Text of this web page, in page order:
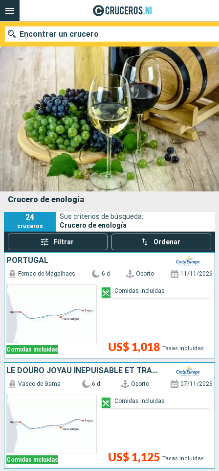
Encontrar un crucero
Nuestros destinos
Fecha de salida
Puertos Compañías
Buscar
Crucero de enología
24
cruceros
Sus criterios de búsqueda:
Crucero de enología
Filtrar Ordenar
PORTUGAL
Comidas incluidas
Fernao de Magalhaes 6 d Oporto 11/11/2026
US$ 1,018 Tasas incluidas
Comidas incluidas
LE DOURO JOYAU INÉPUISABLE ET TRADITIONS ANCESTRALES (FORMULE PORT-PORT)
Comidas incluidas
Vasco de Gama 6 d Oporto 07/11/2026
US$ 1,125 Tasas incluidas
Comidas incluidas